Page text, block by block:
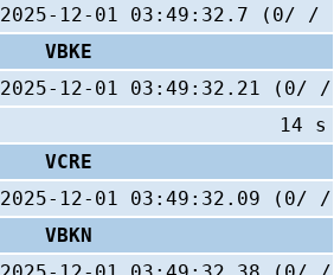
2025-12-01 03:49:32.7 (0/ /
VBKE
2025-12-01 03:49:32.21 (0/
14 s
VCRE
2025-12-01 03:49:32.09 (0/
VBKN